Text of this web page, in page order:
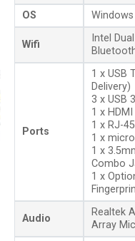
OS
Wifi
Intel
Ports
1 x USB
Delivery)
3 x USB
1 x HDMI
1 x RJ-
1 x
1 x
Combo
1 x
Audio
Realtek
Array